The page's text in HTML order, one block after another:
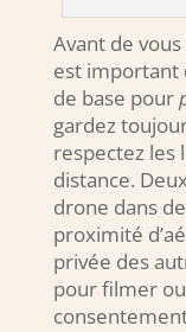
Avant de vous
est important
de base pour
gardez
respectez les
distance.
drone dans
proximité
privée des
pour filmer